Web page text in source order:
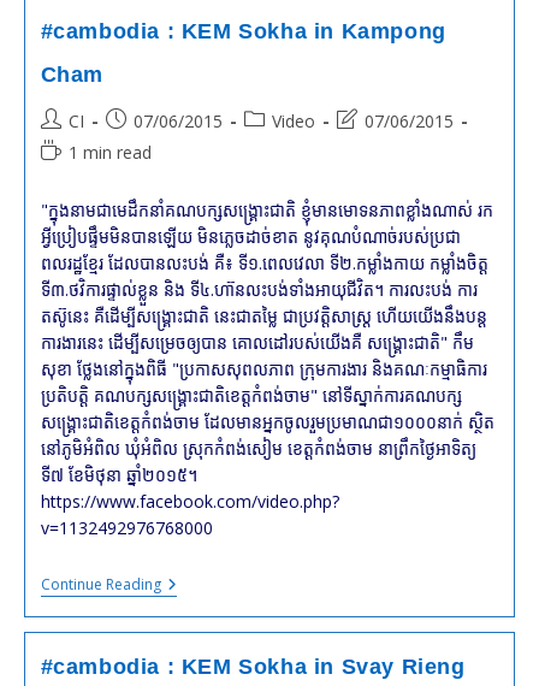
CPP
Structure
!
#cambodia : KEM Sokha in Kampong
Cham
Post
author:
CI
Post
published:
07/06/2015
PostVideo
Post07/06/2015
Reading1 min read
"ក្នុងនាមជាមេដឹកនាំគណបក្សសង្គ្រោះជាតិ ខ្ញុំមានមោទនភាពខ្លាំងណាស់ រក
អ្វីប្រៀបផ្ទឹមមិនបានឡើយ មិនភ្លេចដាច់ខាត នូវគុណបំណាច់របស់ប្រជា
ពលរដ្ឋខ្មែរ ដែលបានលះបង់ គឺ៖ ទី១.ពេលវេលា ទី២.កម្លាំងកាយ កម្លាំងចិត្ត
ទី៣.ថវិការផ្ទាល់ខ្លួន និង ទី៤.ហា៊នលះបង់ទាំងអាយុជីវិត។ ការលះបង់ ការ
តស៊ូនេះ គឺដើម្បីសង្គ្រោះជាតិ នេះជាតម្លៃ ជាប្រវត្តិសាស្រ្ដ ហើយយើងនឹងបន្ដ
ការងារនេះ ដើម្បីសម្រេចឲ្យបាន គោលដៅរបស់យើងគឺ សង្គ្រោះជាតិ" កឹម
សុខា ថ្លែងនៅក្នុងពិធី "ប្រកាសសុពលភាព ក្រុមការងារ និងគណៈកម្មាធិការ
ប្រតិបត្តិ គណបក្សសង្គ្រោះជាតិខេត្តកំពង់ចាម" នៅទីស្នាក់ការគណបក្ស
សង្គ្រោះជាតិខេត្តកំពង់ចាម ដែលមានអ្នកចូលរួមប្រមាណជា១០០០នាក់ ស្ថិត
នៅភូមិអំពិល ឃុំអំពិល ស្រុកកំពង់សៀម ខេត្តកំពង់ចាម នាព្រឹកថ្ងៃអាទិត្យ
ទី៧ ខែមិថុនា ឆ្នាំ២០១៥។
https://www.facebook.com/video.php?
v=1132492976768000
Continue Reading#cambodia
:
KEM
In
Kampong
#cambodia : KEM Sokha in Svay Rieng